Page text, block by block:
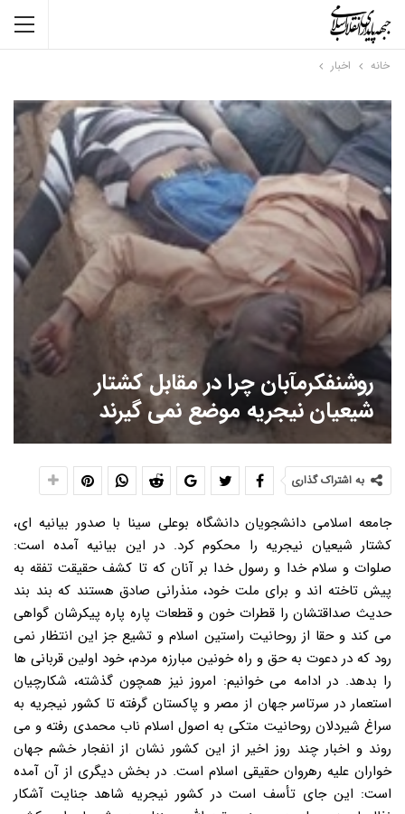
خانه اخبار
روشنفکرمآبان چرا در مقابل کشتار
شیعیان نیجریه موضع نمی گیرند
به اشتراک گذاری
جامعه اسلامی دانشجویان دانشگاه بوعلی سینا با صدور بیانیه ای،
کشتار شیعیان نیجریه را محکوم کرد. در این بیانیه آمده است:
صلوات و سلام خدا و رسول خدا بر آنان که تا کشف حقیقت تفقه به
پیش تاخته اند و برای ملت خود، منذرانی صادق هستند که بند بند
حدیث صداقتشان را قطرات خون و قطعات پاره پاره پیکرشان گواهی
می کند و حقا از روحانیت راستین اسلام و تشیع جز این انتظار نمی
رود که در دعوت به حق و راه خونین مبارزه مردم، خود اولین قربانی ها
را بدهد. در ادامه می خوانیم: امروز نیز همچون گذشته، شکارچیان
استعمار در سرتاسر جهان از مصر و پاکستان گرفته تا کشور نیجریه به
سراغ شیردلان روحانیت متکی به اصول اسلام ناب محمدی رفته و می
روند و اخبار چند روز اخیر از این کشور نشان از انفجار خشم جهان
خواران علیه رهروان حقیقی اسلام است. در بخش دیگری از آن آمده
است: این جای تأسف است در کشور نیجریه شاهد جنایت آشکار